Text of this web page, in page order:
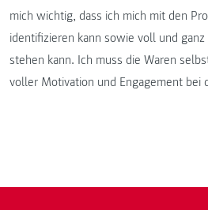
mich wichtig, dass ich mich mit den
identifizieren kann sowie voll und
stehen kann. Ich muss die Waren
voller Motivation und Engagement bei